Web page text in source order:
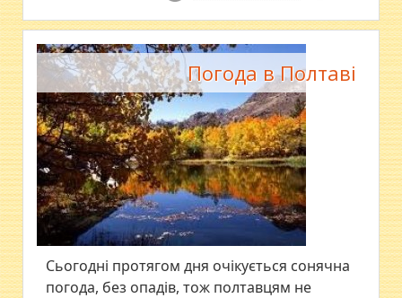
Погода в Полтаві
Сьогодні протягом дня очікується сонячна
погода, без опадів, тож полтавцям не